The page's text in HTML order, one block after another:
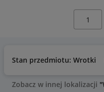
Stan przedmiotu: Wrotki
Zobacz w innej lokalizacji